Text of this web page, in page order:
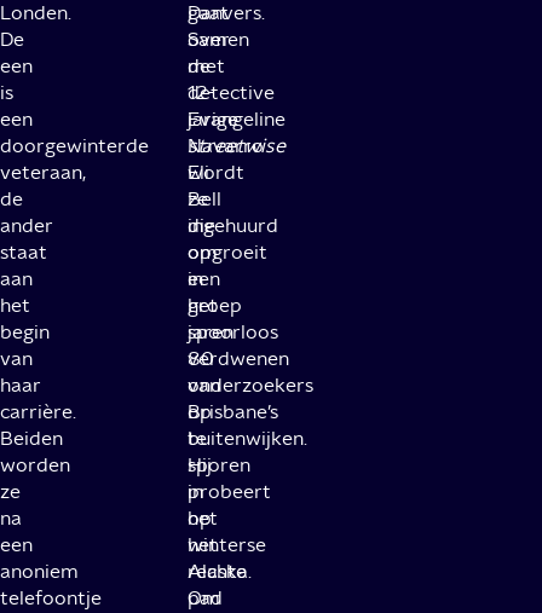
Londen.
De
een
is
een
doorgewinterde
veteraan,
de
ander
staat
aan
het
begin
van
haar
carrière.
Beiden
worden
ze
na
een
anoniem
telefoontje
gaat
over
de
12-
jarige
streetwise
Eli
Bell
die
opgroeit
in
het
jaren
80
van
Brisbane’s
buitenwijken.
Hij
probeert
op
het
rechte
pad
Danvers.
Samen
met
detective
Evangeline
Navarro
wordt
ze
ingehuurd
om
een
groep
spoorloos
verdwenen
onderzoekers
op
te
sporen
in
het
winterse
Alaska.
Om